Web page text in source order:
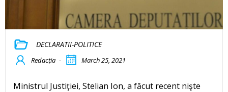
DECLARATII-POLITICE
Redacția - March 25, 2021
Ministrul Justiţiei, Stelian Ion, a făcut recent nişte